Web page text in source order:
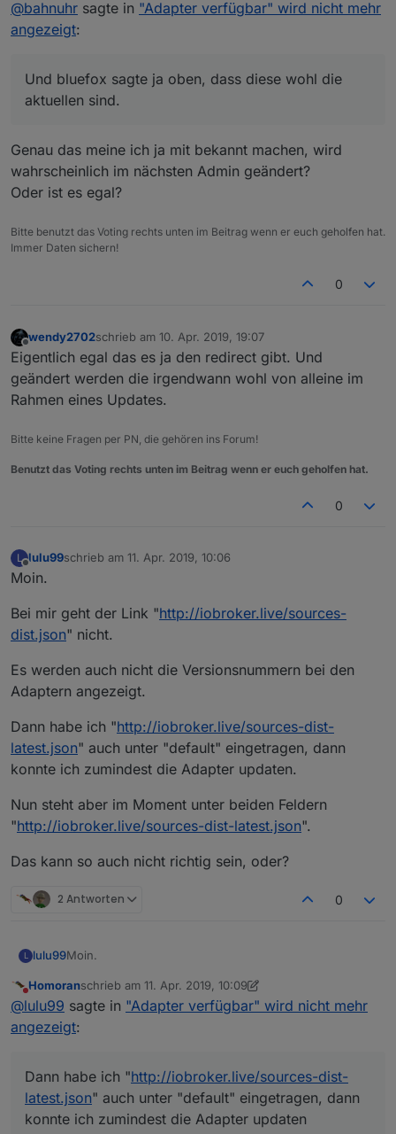
dist.json~~
hab jetzt diese.
aktuellen sind.
Edit: 11.04.19, Standard-Links im Admin sind jetzt
wieder funktional
@bahnuhr sagte in "Adapter verfügbar" wird nicht mehr
angezeigt:
Und bluefox sagte ja oben, dass diese wohl die
aktuellen sind.
Genau das meine ich ja mit bekannt machen, wird
wahrscheinlich im nächsten Admin geändert?
Oder ist es egal?
Bitte benutzt das Voting rechts unten im Beitrag wenn er euch geholfen hat.
Immer Daten sichern!
0
Offline
wendy2702schrieb am 10. Apr. 2019, 19:07
zuletzt editiert von
Eigentlich egal das es ja den redirect gibt. Und
geändert werden die irgendwann wohl von alleine im
Rahmen eines Updates.
Bitte keine Fragen per PN, die gehören ins Forum!
Benutzt das Voting rechts unten im Beitrag wenn er euch geholfen hat.
0
L
Offline
lulu99schrieb am 11. Apr. 2019, 10:06
zuletzt editiert von
Moin.
Bei mir geht der Link "http://iobroker.live/sources-
dist.json" nicht.
Es werden auch nicht die Versionsnummern bei den
Adaptern angezeigt.
Dann habe ich "http://iobroker.live/sources-dist-
latest.json" auch unter "default" eingetragen, dann
konnte ich zumindest die Adapter updaten.
Nun steht aber im Moment unter beiden Feldern
"http://iobroker.live/sources-dist-latest.json".
Das kann so auch nicht richtig sein, oder?
2 Antworten 0
L lulu99Moin.
Bei mir geht der Link "http://iobroker.live/sources-
dist.json" nicht.
Es werden auch nicht die Versionsnummern bei den
Adaptern angezeigt.
latest.json " auch unter "default" eingetragen, dann
konnte ich zumindest die Adapter updaten.
Nun steht aber im Moment unter beiden Feldern
"http://iobroker.live/sources-dist-latest.json
Das kann so auch nicht richtig sein, oder?
Nicht stören
Homoranschrieb am 11. Apr. 2019, 10:09
zuletzt editiert von Homoran4. Nov. 2019, 12:09
@lulu99 sagte in "Adapter verfügbar" wird nicht mehr
angezeigt:
Dann habe ich "http://iobroker.live/sources-dist-
latest.json" auch unter "default" eingetragen, dann
konnte ich zumindest die Adapter updaten